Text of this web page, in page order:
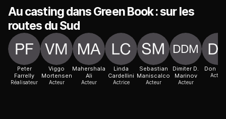
Au casting dans Green Book : sur les
routes du Sud
Peter
Farrelly
Réalisateur
Viggo
Mortensen
Acteur
Mahershala
Ali
Acteur
Linda
Cardellini
Actrice
Sebastian
Maniscalco
Acteur
Dimiter D.
Marinov
Acteur
Don
Acteur